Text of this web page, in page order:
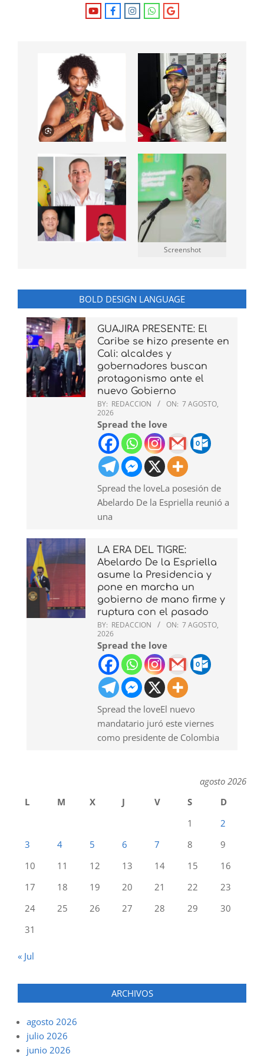
Screenshot
BOLD DESIGN LANGUAGE
GUAJIRA PRESENTE: El
Caribe se hizo presente en
Cali: alcaldes y
gobernadores buscan
protagonismo ante el
nuevo Gobierno
BY: REDACCION ON: 7 AGOSTO,
2026
Spread the love
Spread the loveLa posesión de
Abelardo De la Espriella reunió a
una
LA ERA DEL TIGRE:
Abelardo De la Espriella
asume la Presidencia y
pone en marcha un
gobierno de mano firme y
ruptura con el pasado
BY: REDACCION ON: 7 AGOSTO,
2026
Spread the love
Spread the loveEl nuevo
mandatario juró este viernes
como presidente de Colombia
agosto 2026
L
M X J V S
D
1
2
3
4 5 6 7 8
9
10
11 12 13 14 15
16
17
18 19 20 21 22
23
24
25 26 27 28 29
30
31
« Jul
ARCHIVOS
agosto 2026
julio 2026
junio 2026